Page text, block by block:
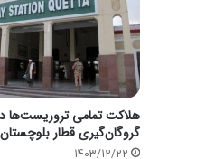
هلاکت تمامی تروریست‌ها
گروگان‌گیری قطار بلوچستان
1403/12/22